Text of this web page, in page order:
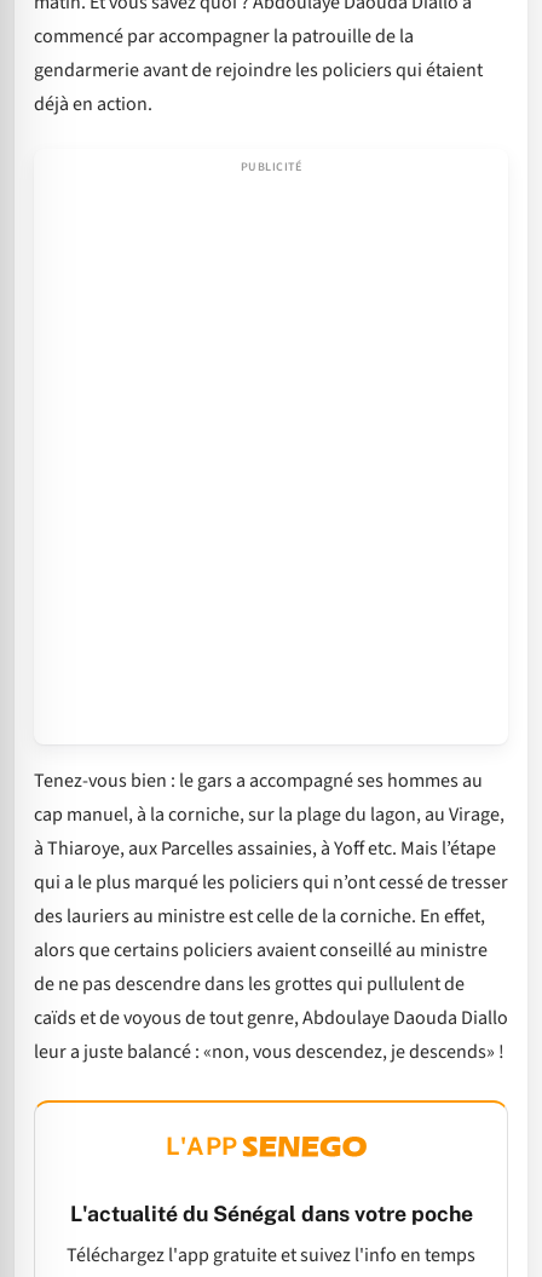
commencé par accompagner la patrouille de la
gendarmerie avant de rejoindre les policiers qui étaient
déjà en action.
Tenez-vous bien : le gars a accompagné ses hommes au
cap manuel, à la corniche, sur la plage du lagon, au Virage,
à Thiaroye, aux Parcelles assainies, à Yoff etc. Mais l’étape
qui a le plus marqué les policiers qui n’ont cessé de tresser
des lauriers au ministre est celle de la corniche. En effet,
alors que certains policiers avaient conseillé au ministre
de ne pas descendre dans les grottes qui pullulent de
caïds et de voyous de tout genre, Abdoulaye Daouda Diallo
leur a juste balancé : «non, vous descendez, je descends» !
L'APP
L'actualité du Sénégal dans votre poche
Téléchargez l'app gratuite et suivez l'info en temps